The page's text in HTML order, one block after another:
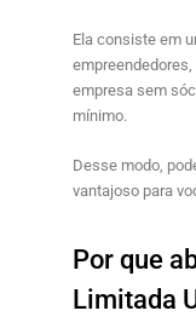
Ela consiste em
empresa sem
mínimo.
Desse modo,
vantajoso para
Por que
Limitada